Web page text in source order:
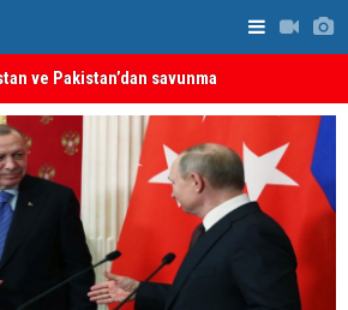
ve Pakistan’dan savunma
tüm üyelere yapılmış Önemli